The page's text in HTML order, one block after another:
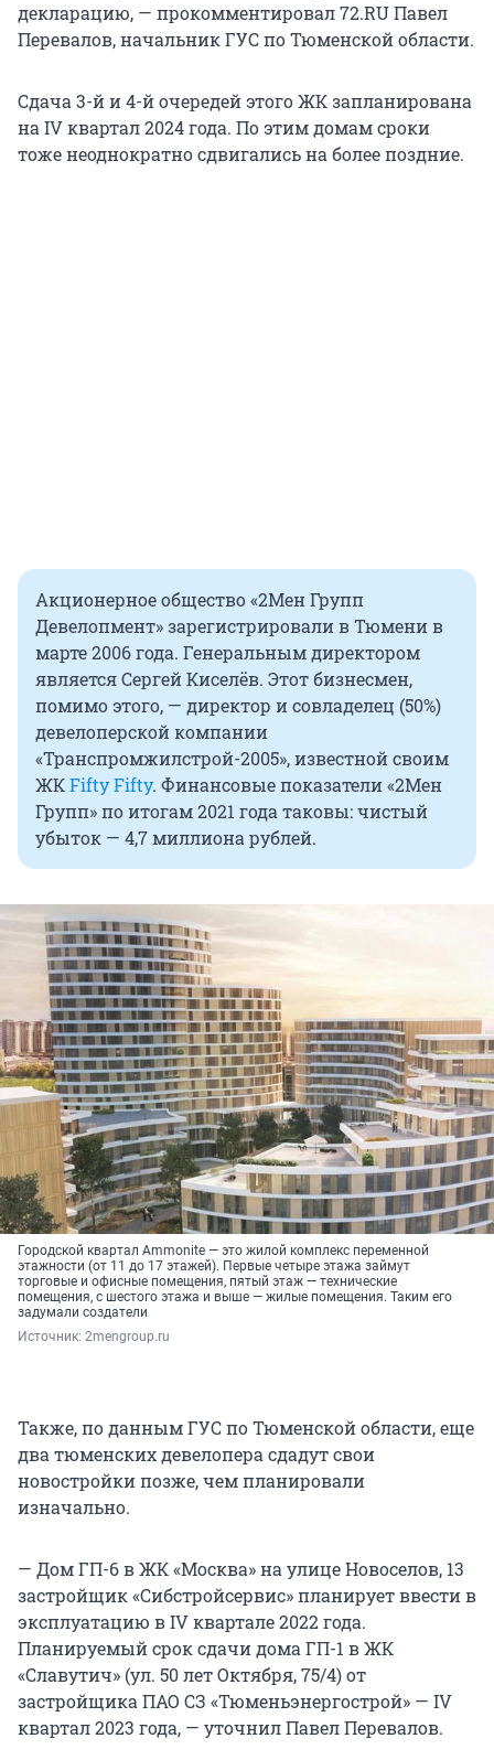
декларацию, — прокомментировал 72.RU Павел
Перевалов, начальник ГУС по Тюменской области.
Сдача 3-й и 4-й очередей этого ЖК запланирована
на IV квартал 2024 года. По этим домам сроки
тоже неоднократно сдвигались на более поздние.
Акционерное общество «2Мен Групп
Девелопмент» зарегистрировали в Тюмени в
марте 2006 года. Генеральным директором
является Сергей Киселёв. Этот бизнесмен,
помимо этого, — директор и совладелец (50%)
девелоперской компании
«Транспромжилстрой-2005», известной своим
ЖКFifty Fifty. Финансовые показатели «2Мен
Групп» по итогам 2021 года таковы: чистый
убыток — 4,7 миллиона рублей.
Городской квартал Ammonite — это жилой комплекс переменной
этажности (от 11 до 17 этажей). Первые четыре этажа займут
торговые и офисные помещения, пятый этаж — технические
помещения, с шестого этажа и выше — жилые помещения. Таким его
задумали создатели
Источник: 2mengroup.ru
Также, по данным ГУС по Тюменской области, еще
два тюменских девелопера сдадут свои
новостройки позже, чем планировали
изначально.
— Дом ГП-6 в ЖК «Москва» на улице Новоселов, 13
застройщик «Сибстройсервис» планирует ввести в
эксплуатацию в IV квартале 2022 года.
Планируемый срок сдачи дома ГП-1 в ЖК
«Славутич» (ул. 50 лет Октября, 75/4) от
застройщика ПАО СЗ «Тюменьэнергострой» — IV
квартал 2023 года, — уточнил Павел Перевалов.